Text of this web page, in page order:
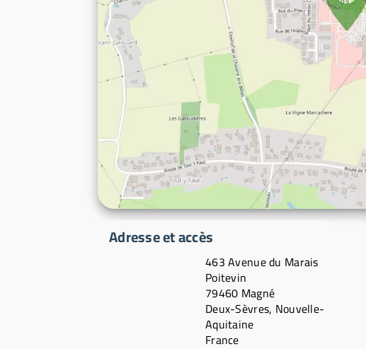
Adresse et accès
463 Avenue du Marais
Poitevin
79460 Magné
Deux-Sèvres, Nouvelle-
Aquitaine
France